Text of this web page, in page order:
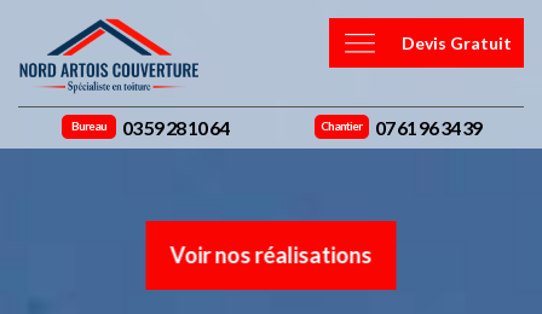
Devis Gratuit
Bureau 03 59 28 10 64 Chantier 07 61 96 34 39
Voir nos réalisations